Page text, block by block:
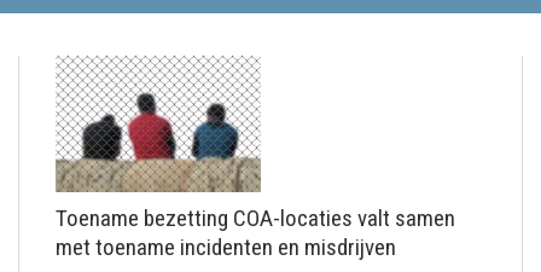
Toename bezetting COA-locaties valt samen
met toename incidenten en misdrijven